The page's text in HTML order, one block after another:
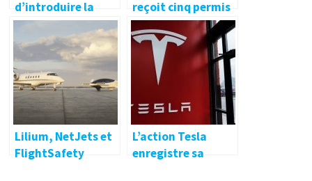
d’introduire la
réponse
européenne au
Megapack de Tesla
reçoit cinq permis
d’exploration dans
la vallée du Rift
supérieur du Rhin
Lilium, NetJets et
FlightSafety
L’action Tesla
enregistre sa